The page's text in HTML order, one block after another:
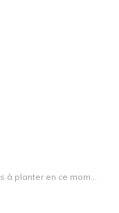
Quel sont les légumes à planter en ce moment ?